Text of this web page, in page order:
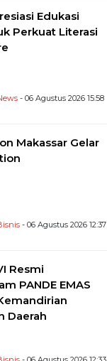
Edukasi
Perkuat Literasi
- 06 Agustus 2026 15:58
Makassar Gelar
- 06 Agustus 2026 12:37
Resmi
PANDE EMAS
Daerah